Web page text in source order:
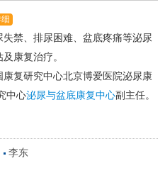
禁、排尿困难、盆底疼痛等泌尿
康复治疗。
复研究中心北京博爱医院泌尿康
中心泌尿与盆底康复中心副主任。
李东